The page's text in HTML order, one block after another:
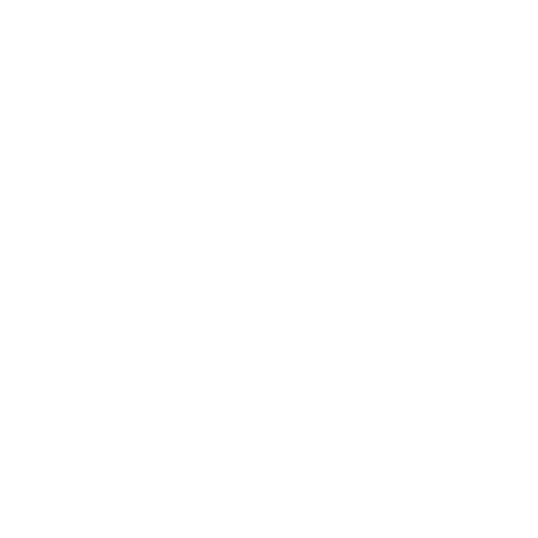
です。
ず変更すること